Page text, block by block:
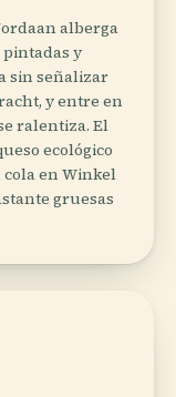
alberga
y
sin señalizar
y entre en
ralentiza. El
ecológico
cola en Winkel
gruesas